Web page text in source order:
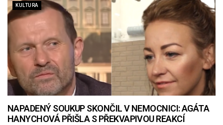
KULTURA
NAPADENÝ SOUKUP SKONČIL V NEMOCNICI: AGÁTA
HANYCHOVÁ PŘIŠLA S PŘEKVAPIVOU REAKCÍ